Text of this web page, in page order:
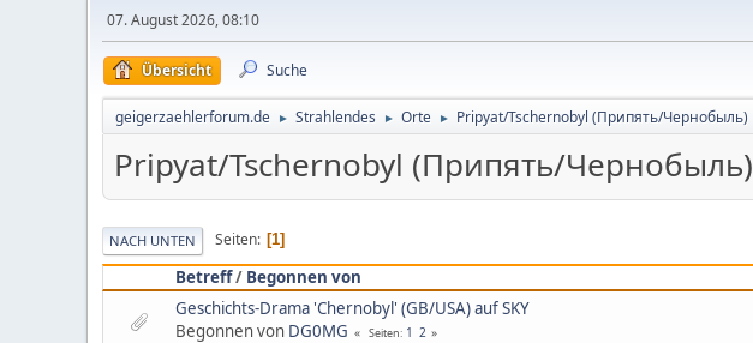
07. August 2026, 08:10
Übersicht Suche
geigerzaehlerforum.de ► Strahlendes ► Orte ► Pripyat/Tschernobyl (Припять/Чернобыль)
Pripyat/Tschernobyl (Припять/Чернобыль)
NACH UNTEN Seiten 1
Betreff/ Begonnen von
Geschichts-Drama 'Chernobyl' (GB/USA) auf SKY
Begonnen von DG0MG Seiten 1 2